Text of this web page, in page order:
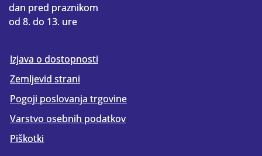
dan pred praznikom
od 8. do 13. ure
Izjava o dostopnosti
Zemljevid strani
Pogoji poslovanja trgovine
Varstvo osebnih podatkov
Piškotki